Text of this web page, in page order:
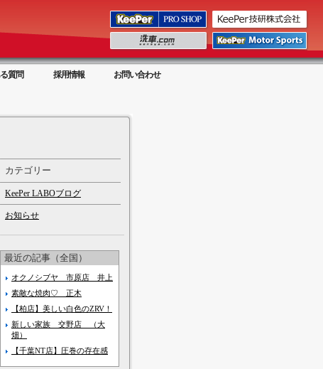
質問 採用情報 お問い合わせ
カテゴリー
KeePer LABOブログ
お知らせ
最近の記事（全国）
オクノシブヤ 市原店 井上
素敵な焼肉♡ 正木
【柏店】美しい白色のZRV！
新しい家族 交野店 （大
畑）
【千葉NT店】圧巻の存在感